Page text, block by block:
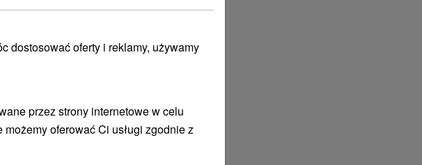
dostosować oferty i reklamy, używamy
przez strony internetowe w celu
oferować Ci usługi zgodnie z